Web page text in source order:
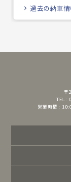
過去の納車情
〒
TEL :
営業時間 :